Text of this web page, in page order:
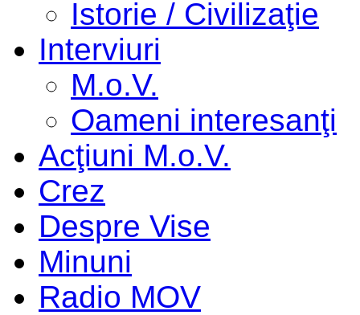
Istorie / Civilizaţie
Interviuri
M.o.V.
Oameni interesanţi
Acţiuni M.o.V.
Crez
Despre Vise
Minuni
Radio MOV